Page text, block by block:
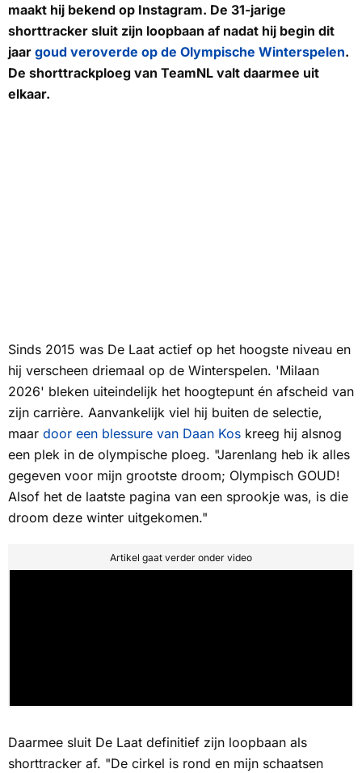
maakt hij bekend op Instagram. De 31-jarige
shorttracker sluit zijn loopbaan af nadat hij begin dit
jaar goud veroverde op de Olympische Winterspelen.
De shorttrackploeg van TeamNL valt daarmee uit
elkaar.
Sinds 2015 was De Laat actief op het hoogste niveau en
hij verscheen driemaal op de Winterspelen. 'Milaan
2026' bleken uiteindelijk het hoogtepunt én afscheid van
zijn carrière. Aanvankelijk viel hij buiten de selectie,
maar door een blessure van Daan Kos kreeg hij alsnog
een plek in de olympische ploeg. "Jarenlang heb ik alles
gegeven voor mijn grootste droom; Olympisch GOUD!
Alsof het de laatste pagina van een sprookje was, is die
droom deze winter uitgekomen."
Artikel gaat verder onder video
Daarmee sluit De Laat definitief zijn loopbaan als
shorttracker af. "De cirkel is rond en mijn schaatsen